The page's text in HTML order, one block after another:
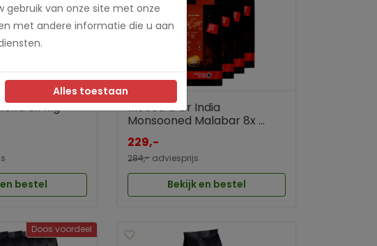
8x 1kg
bestel
Mocca d’Or India
Monsooned Malabar 8x ...
229,-
284,-adviesprijs
Bekijk en bestel
Doos voordeel
gebruik van onze site met onze
met andere informatie die u aan
Alles toestaan